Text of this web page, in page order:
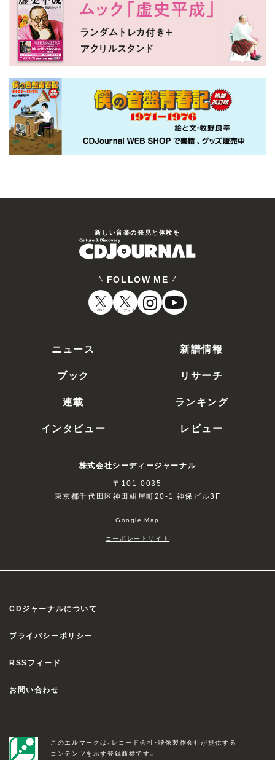
新しい⾳楽の発⾒と体験を
FOLLOW ME
CDJ オーディオ
ニュース
新譜情報
ブック
リサーチ
連載
ランキング
インタビュー
レビュー
株式会社シーディージャーナル
〒101-0035
東京都千代田区神田紺屋町20-1 神保ビル3F
Google Map
コーポレートサイト
CDジャーナルについて
プライバシーポリシー
RSSフィード
お問い合わせ
このエルマークは、レコード会社・映像製作会社が提供する
コンテンツを示す登録商標です。